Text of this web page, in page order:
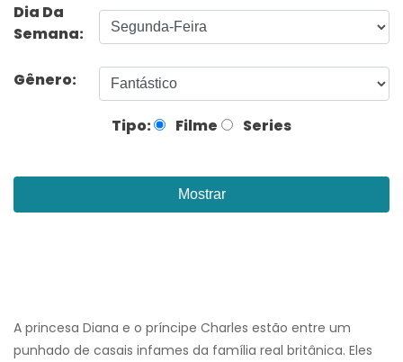
Dia Da
Semana:
Gênero:
Tipo: Filme Series
Mostrar
A princesa Diana e o príncipe Charles estão entre um
punhado de casais infames da família real britânica. Eles